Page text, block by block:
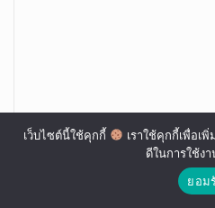
“วัดปรกวัดมอญชื่อดัง”พร
เว็บไซต์นี้ใช้คุกกี้
เราใช้คุกกี้เพื่อเ
ดีในการใช้ง
ยอม